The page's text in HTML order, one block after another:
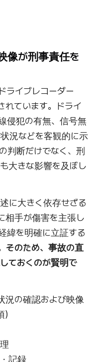
像が刑事責任を
ライブレコーダー
れています。ドライ
侵犯の有無、信号無
況などを客観的に示
判断だけでなく、刑
大きな影響を及ぼし
に大きく依存せざる
相手が傷害を主張し
緯を明確に立証する
そのため、事故の直
ておくのが賢明で
況の確認および映像
記録